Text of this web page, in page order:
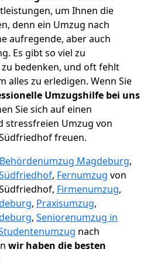
um Ihnen die
denn ein Umzug nach
aufregende, aber auch
Es gibt so viel zu
bedenken, und oft fehlt
alles zu erledigen. Wenn Sie
Umzugshilfe bei uns
Sie sich auf einen
stressfreien Umzug von
freuen.
Behördenumzug Magdeburg,
, Fernumzug von
Firmenumzug,
, Praxisumzug,
, Seniorenumzug in
nach
wir haben die besten